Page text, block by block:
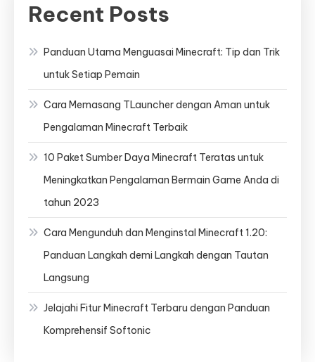
Recent Posts
Panduan Utama Menguasai Minecraft: Tip dan Trik
untuk Setiap Pemain
Cara Memasang TLauncher dengan Aman untuk
Pengalaman Minecraft Terbaik
10 Paket Sumber Daya Minecraft Teratas untuk
Meningkatkan Pengalaman Bermain Game Anda di
tahun 2023
Cara Mengunduh dan Menginstal Minecraft 1.20:
Panduan Langkah demi Langkah dengan Tautan
Langsung
Jelajahi Fitur Minecraft Terbaru dengan Panduan
Komprehensif Softonic